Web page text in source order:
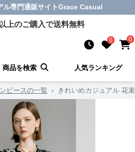
ル専門通販サイトGrace Casual
上のご購入で送料無料
0 0
商品を検索 人気ランキング
ピースの一覧 › きれいめカジュアル 花